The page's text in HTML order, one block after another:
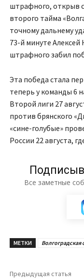
штрафного, открыв
второго тайма
точному дальнему
73-й минуте Алексей
штрафного забил
Эта победа стала
теперь у команды 6
Второй лиги 27
против брянского
«сине-голубые»
России 22 августа,
Все заметные
МЕТКИ Волгоградская
Предыдущая статья